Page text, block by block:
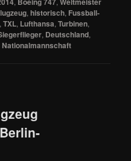
,historisch, Fussball-
,TXL, Lufthansa,Turbinen,
, Deutschland,
Nationalmannschaft